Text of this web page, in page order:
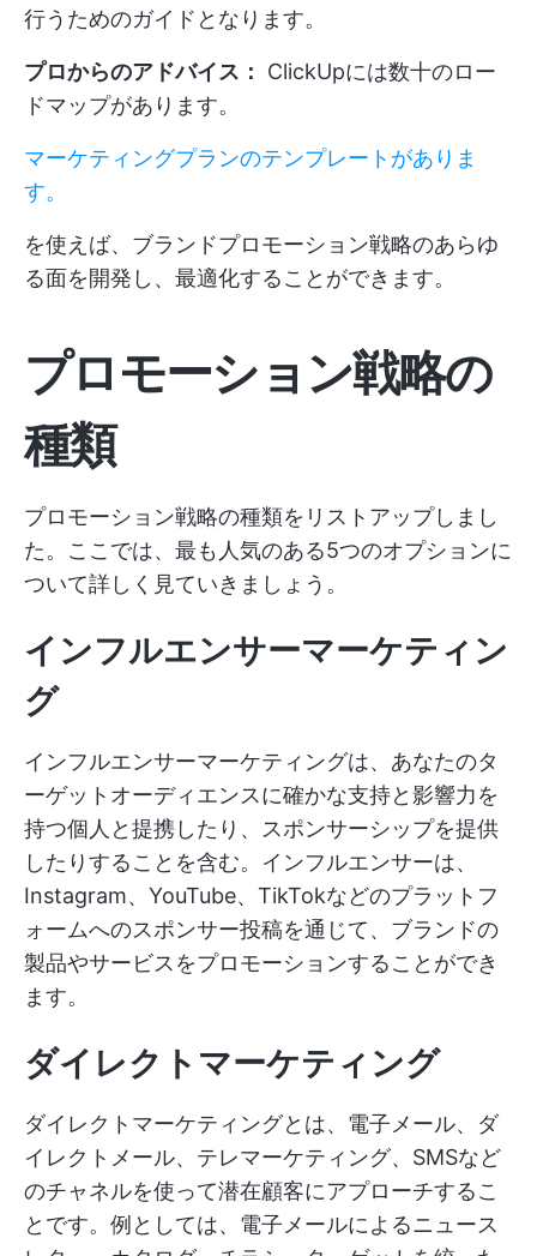
行うためのガイドとなります。
プロからのアドバイス：
ClickUpには数十のロー
ドマップがあります。
マーケティングプランのテンプレートがありま
す。
を使えば、ブランドプロモーション戦略のあらゆ
る面を開発し、最適化することができます。
プロモーション戦略の
種類
プロモーション戦略の種類をリストアップしまし
た。ここでは、最も人気のある5つのオプションに
ついて詳しく見ていきましょう。
インフルエンサーマーケティン
グ
インフルエンサーマーケティングは、あなたのタ
ーゲットオーディエンスに確かな支持と影響力を
持つ個人と提携したり、スポンサーシップを提供
したりすることを含む。インフルエンサーは、
Instagram、YouTube、TikTokなどのプラットフ
ォームへのスポンサー投稿を通じて、ブランドの
製品やサービスをプロモーションすることができ
ます。
ダイレクトマーケティング
ダイレクトマーケティングとは、電子メール、ダ
イレクトメール、テレマーケティング、SMSなど
のチャネルを使って潜在顧客にアプローチするこ
とです。例としては、電子メールによるニュース